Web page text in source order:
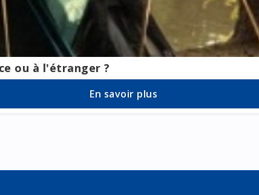
ou à l'étranger ?
En savoir plus